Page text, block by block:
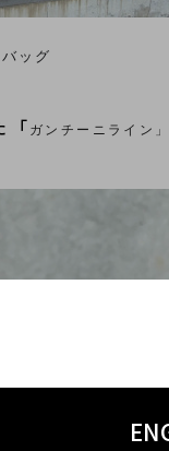
ッグ
「 ガンチーニライン